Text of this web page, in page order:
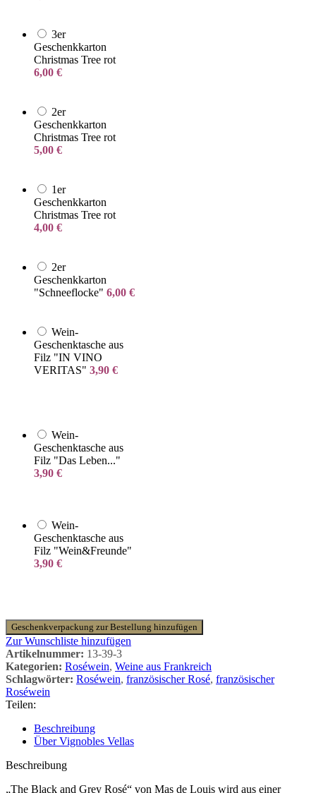
3er
Geschenkkarton
Christmas Tree rot
6,00 €
2er
Geschenkkarton
Christmas Tree rot
5,00 €
1er
Geschenkkarton
Christmas Tree rot
4,00 €
2er
Geschenkkarton
"Schneeflocke" 6,00 €
Wein-
Geschenktasche aus
Filz "IN VINO
VERITAS" 3,90 €
Wein-
Geschenktasche aus
Filz "Das Leben..."
3,90 €
Wein-
Geschenktasche aus
Filz "Wein&Freunde"
3,90 €
Geschenkverpackung zur Bestellung hinzufügen
Zur Wunschliste hinzufügen
Artikelnummer: 13-39-3
Kategorien: Roséwein, Weine aus Frankreich
Schlagwörter: Roséwein, französischer Rosé, französischer
Roséwein
Teilen:
Beschreibung
Über Vignobles Vellas
Beschreibung
„The Black and Grey Rosé“ von Mas de Louis wird aus einer